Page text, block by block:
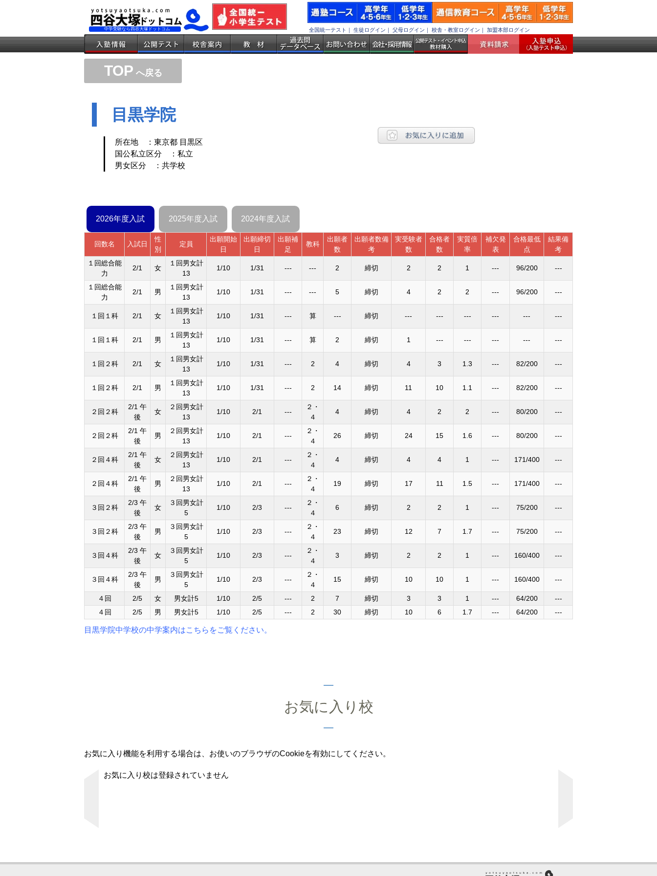
中学受験なら四谷大塚ドットコム 全国統一テスト ｜ 生徒ログイン ｜ 父母ログイン ｜ 校舎・教室ログイン ｜ 加盟本部ログイン
TOP へ戻る
目黒学院
所在地 ：東京都 目黒区
国公私立区分 ：私立
男女区分 ：共学校
2026年度入試 2025年度入試 2024年度入試
回数名 入試日
性
別
定員
出願開始
日
出願締切
日
出願補
足
教科
出願者
数
出願者数備
考
実受験者
数
合格者
数
実質倍
率
補欠発
表
合格最低
点
結果備
考
１回総合能
力
2/1 女
１回男女計
13
1/10 1/31 --- --- 2 締切 2 2 1 --- 96/200 ---
１回総合能
力
2/1 男
１回男女計
13
1/10 1/31 --- --- 5 締切 4 2 2 --- 96/200 ---
１回１科 2/1 女
１回男女計
13
1/10 1/31 --- 算 --- 締切 --- --- --- --- --- ---
１回１科 2/1 男
１回男女計
13
1/10 1/31 --- 算 2 締切 1 --- --- --- --- ---
１回２科 2/1 女
１回男女計
13
1/10 1/31 --- 2 4 締切 4 3 1.3 --- 82/200 ---
１回２科 2/1 男
１回男女計
13
1/10 1/31 --- 2 14 締切 11 10 1.1 --- 82/200 ---
２回２科
2/1 午
後
女
２回男女計
13
1/10 2/1 ---
２・
４
4 締切 4 2 2 --- 80/200 ---
２回２科
2/1 午
後
男
２回男女計
13
1/10 2/1 ---
２・
４
26 締切 24 15 1.6 --- 80/200 ---
２回４科
2/1 午
後
女
２回男女計
13
1/10 2/1 ---
２・
４
4 締切 4 4 1 --- 171/400 ---
２回４科
2/1 午
後
男
２回男女計
13
1/10 2/1 ---
２・
４
19 締切 17 11 1.5 --- 171/400 ---
３回２科
2/3 午
後
女
３回男女計
5
1/10 2/3 ---
２・
４
6 締切 2 2 1 --- 75/200 ---
３回２科
2/3 午
後
男
３回男女計
5
1/10 2/3 ---
２・
４
23 締切 12 7 1.7 --- 75/200 ---
３回４科
2/3 午
後
女
３回男女計
5
1/10 2/3 ---
２・
４
3 締切 2 2 1 --- 160/400 ---
３回４科
2/3 午
後
男
３回男女計
5
1/10 2/3 ---
２・
４
15 締切 10 10 1 --- 160/400 ---
４回 2/5 女 男女計5 1/10 2/5 --- 2 7 締切 3 3 1 --- 64/200
---
４回
2/5 男 男女計5 1/10 2/5 --- 2 30 締切 10 6 1.7 --- 64/200 ---
目黒学院中学校の中学案内はこちらをご覧ください。
お気に入り校
お気に入り機能を利用する場合は、お使いのブラウザのCookieを有効にしてください。
お気に入り校は登録されていません